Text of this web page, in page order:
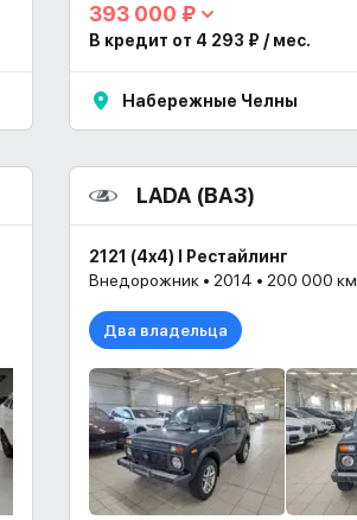
393 000 ₽
В кредит от 4 293 ₽ / мес.
Набережные Челны
LADA (ВАЗ)
2121 (4x4) I Рестайлинг
Внедорожник • 2014 • 200 000 км
Два владельца